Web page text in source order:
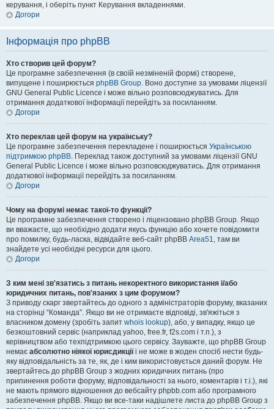
керування, і оберіть пункт Керування вкладеннями.
Догори
Інформація про phpBB
Хто створив цей форум?
Це програмне забезпечення (в своїй незміненій формі) створене,
випущене і поширюється phpBB Group. Воно доступне за умовами ліцензії
GNU General Public Licence і може вільно розповсюджуватись. Для
отримання додаткової інформації перейдіть за посиланням.
Догори
Хто переклав цей форум на українську?
Це програмне забезпечення перекладене і поширюється Українською
підтримкою phpBB. Переклад також доступний за умовами ліцензії GNU
General Public Licence і може вільно розповсюджуватись. Для отримання
додаткової інформації перейдіть за посиланням.
Догори
Чому на форумі немає такої-то функції?
Це програмне забезпечення створено і ліцензовано phpBB Group. Якщо
ви вважаєте, що необхідно додати якусь функцію або хочете повідомити
про помилку, будь-ласка, відвідайте веб-сайт phpBB Area51, там ви
знайдете усі необхідні ресурси для цього.
Догори
З ким мені зв'язатись з питань некоректного використання і/або
юридичних питань, пов'язаних з цим форумом?
З приводу скарг звертайтесь до одного з адміністраторів форуму, вказаних
на сторінці “Команда”. Якщо ви не отримаєте відповіді, зв'яжіться з
власником домену (зробіть запит whois lookup), або, у випадку, якщо це
безкоштовний сервіс (наприклад yahoo, free.fr, f2s.com і т.п.), з
керівництвом або техпідтримкою цього сервісу. Зауважте, що phpBB Group
немає абсолютно ніякої юрисдикціїі не може в жоден спосіб нести будь-
яку відповідальність за те, як, де і ким використовується даний форум. Не
звертайтесь до phpBB Group з жодних юридичних питань (про
припинення роботи форуму, відповідальності за нього, коментарів і т.і.), які
не мають прямого відношення до вебсайту phpbb.com або програмного
забезпечення phpBB. Якщо ви все-таки надішлете листа до phpBB Group з